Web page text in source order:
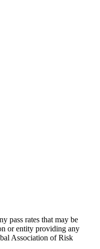
pass rates that may be
or entity providing any
Association of Risk